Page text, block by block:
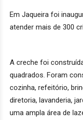
Em Jaqueira foi
atender mais de 300
A creche foi
quadrados. Foram
cozinha, refeitório,
diretoria, lavanderia,
uma ampla área de